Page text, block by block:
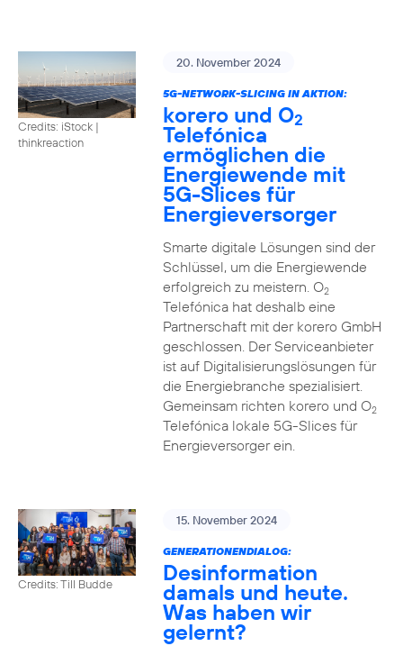
Credits: iStock |
thinkreaction
20. November 2024
5G-NETWORK-SLICING IN AKTION:
korero und O2
Telefónica
ermöglichen die
Energiewende mit
5G-Slices für
Energieversorger
Smarte digitale Lösungen sind der
Schlüssel, um die Energiewende
erfolgreich zu meistern. O2
Telefónica hat deshalb eine
Partnerschaft mit der korero GmbH
geschlossen. Der Serviceanbieter
ist auf Digitalisierungslösungen für
die Energiebranche spezialisiert.
Gemeinsam richten korero und O2
Telefónica lokale 5G-Slices für
Energieversorger ein.
Credits: Till Budde
15. November 2024
GENERATIONENDIALOG:
Desinformation
damals und heute.
Was haben wir
gelernt?